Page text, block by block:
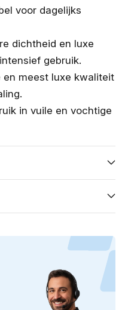
voor dagelijks
dichtheid en luxe
gebruik.
en meest luxe kwaliteit
in vuile en vochtige